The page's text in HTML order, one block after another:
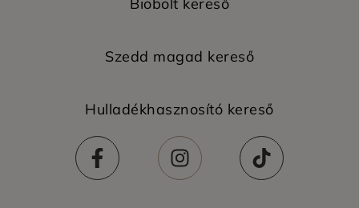
Szedd magad kereső
Hulladékhasznosító kereső